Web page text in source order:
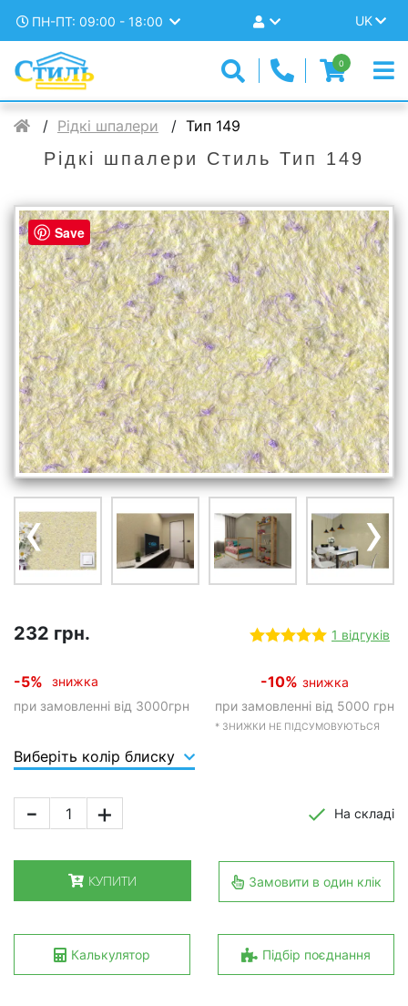
ПН-ПТ: 09:00 - 18:00 UK
0
Рідкі шпалери Тип 149
Рідкі шпалери Стиль Тип 149
‹ ›
232 грн. 1 відгуків
-5%
знижка
при замовленні від 3000грн
-10% знижка
при замовленні від 5000 грн
* ЗНИЖКИ НЕ ПІДСУМОВУЮТЬСЯ
Виберіть колір блиску
- + На складі
КУПИТИ Замовити в один клік
Калькулятор Підбір поєднання
Save